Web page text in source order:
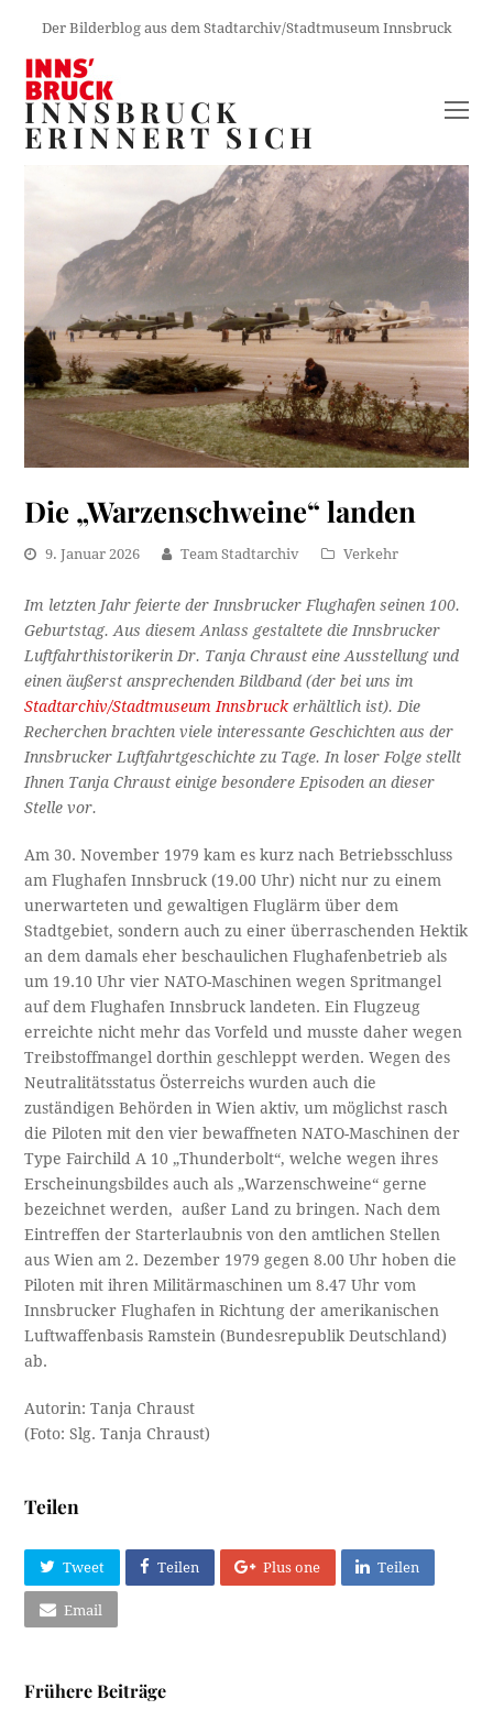
Der Bilderblog aus dem Stadtarchiv/Stadtmuseum Innsbruck
INNSBRUCK
ERINNERT SICH
Die „Warzenschweine“ landen
9. Januar 2026 Team Stadtarchiv Verkehr
Im letzten Jahr feierte der Innsbrucker Flughafen seinen 100.
Geburtstag. Aus diesem Anlass gestaltete die Innsbrucker
Luftfahrthistorikerin Dr. Tanja Chraust eine Ausstellung und
einen äußerst ansprechenden Bildband (der bei uns im
Stadtarchiv/Stadtmuseum Innsbruckerhältlich ist). Die
Recherchen brachten viele interessante Geschichten aus der
Innsbrucker Luftfahrtgeschichte zu Tage. In loser Folge stellt
Ihnen Tanja Chraust einige besondere Episoden an dieser
Stelle vor.
Am 30. November 1979 kam es kurz nach Betriebsschluss
am Flughafen Innsbruck (19.00 Uhr) nicht nur zu einem
unerwarteten und gewaltigen Fluglärm über dem
Stadtgebiet, sondern auch zu einer überraschenden Hektik
an dem damals eher beschaulichen Flughafenbetrieb als
um 19.10 Uhr vier NATO-Maschinen wegen Spritmangel
auf dem Flughafen Innsbruck landeten. Ein Flugzeug
erreichte nicht mehr das Vorfeld und musste daher wegen
Treibstoffmangel dorthin geschleppt werden. Wegen des
Neutralitätsstatus Österreichs wurden auch die
zuständigen Behörden in Wien aktiv, um möglichst rasch
die Piloten mit den vier bewaffneten NATO-Maschinen der
Type Fairchild A 10 „Thunderbolt“, welche wegen ihres
Erscheinungsbildes auch als „Warzenschweine“ gerne
bezeichnet werden, außer Land zu bringen. Nach dem
Eintreffen der Starterlaubnis von den amtlichen Stellen
aus Wien am 2. Dezember 1979 gegen 8.00 Uhr hoben die
Piloten mit ihren Militärmaschinen um 8.47 Uhr vom
Innsbrucker Flughafen in Richtung der amerikanischen
Luftwaffenbasis Ramstein (Bundesrepublik Deutschland)
ab.
Autorin: Tanja Chraust
(Foto: Slg. Tanja Chraust)
Teilen
Tweet Teilen Plus one Teilen
Email
Frühere Beiträge